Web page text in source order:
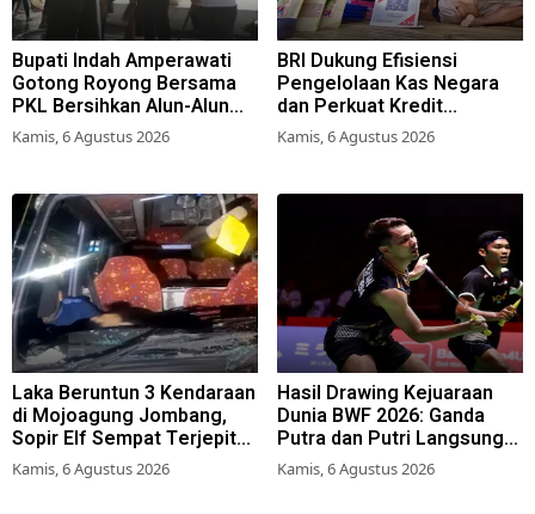
Bupati Indah Amperawati
Gotong Royong Bersama
PKL Bersihkan Alun-Alun
Lumajang
Kamis, 6 Agustus 2026
BRI Dukung Efisiensi
Pengelolaan Kas Negara
dan Perkuat Kredit
Berkualitas demi Dongkrak
Sektor Riil
Kamis, 6 Agustus 2026
Laka Beruntun 3 Kendaraan
di Mojoagung Jombang,
Sopir Elf Sempat Terjepit
Kemudi
Kamis, 6 Agustus 2026
Hasil Drawing Kejuaraan
Dunia BWF 2026: Ganda
Putra dan Putri Langsung
Lolos Babak Kedua, 6 Wakil
Bertarung dari Awal
Kamis, 6 Agustus 2026